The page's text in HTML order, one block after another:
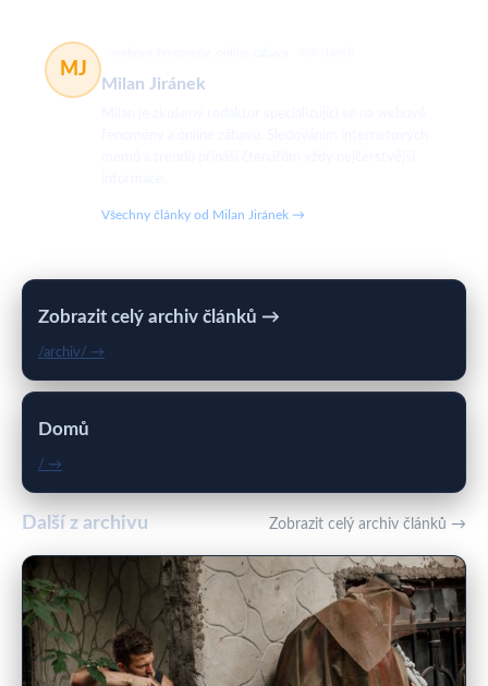
MJ
Milan Jiránek
Všechny články od Milan Jiránek →
Zobrazit celý archiv článků →
/archiv/ →
Domů
/ →
Další z archivu Zobrazit celý archiv článků →